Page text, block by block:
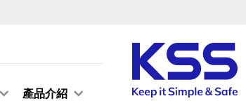
產品介紹